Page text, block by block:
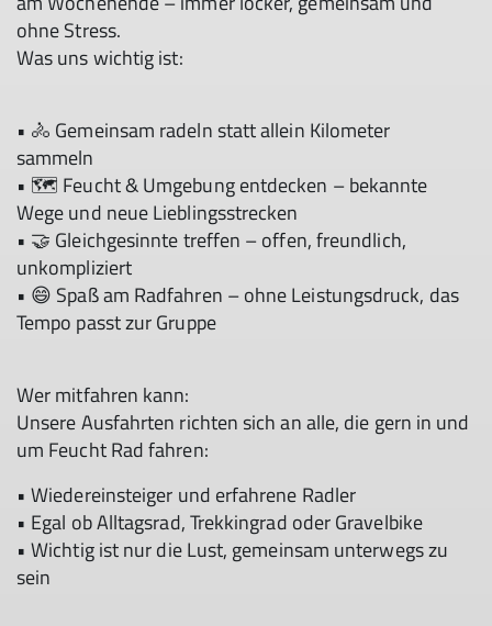
ohne Stress.
Was uns wichtig ist:
• 🚴 Gemeinsam radeln statt allein Kilometer
sammeln
• 🗺 Feucht & Umgebung entdecken – bekannte
Wege und neue Lieblingsstrecken
• 🤝 Gleichgesinnte treffen – offen, freundlich,
unkompliziert
• 😄 Spaß am Radfahren – ohne Leistungsdruck, das
Tempo passt zur Gruppe
Wer mitfahren kann:
Unsere Ausfahrten richten sich an alle, die gern in und
um Feucht Rad fahren:
• Wiedereinsteiger und erfahrene Radler
• Egal ob Alltagsrad, Trekkingrad oder Gravelbike
• Wichtig ist nur die Lust, gemeinsam unterwegs zu
sein